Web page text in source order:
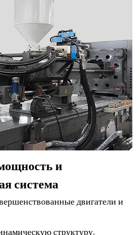
и
система
двигатели и
структуру,